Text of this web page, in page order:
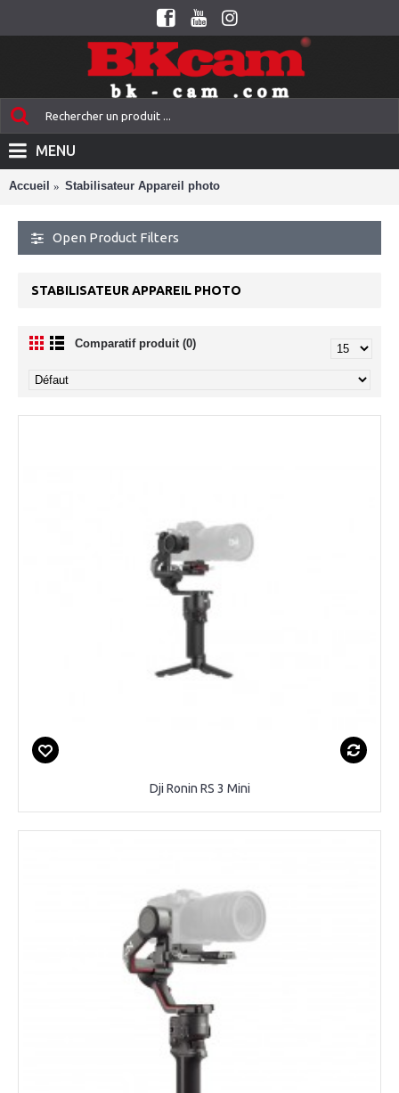
MENU
Accueil Stabilisateur Appareil photo
Open Product Filters
STABILISATEUR APPAREIL PHOTO
Comparatif produit (0)
Dji Ronin RS 3 Mini